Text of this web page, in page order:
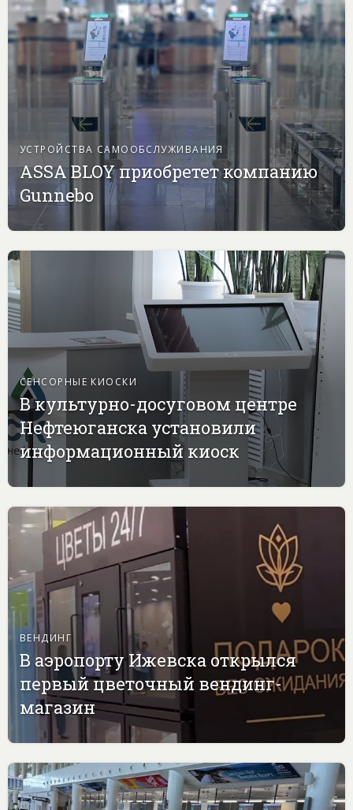
УСТРОЙСТВА САМООБСЛУЖИВАНИЯ
ASSA BLOY приобретет компанию
Gunnebo
СЕНСОРНЫЕ КИОСКИ
В культурно-досуговом центре
Нефтеюганска установили
информационный киоск
ВЕНДИНГ
В аэропорту Ижевска открылся
первый цветочный вендинг-
магазин